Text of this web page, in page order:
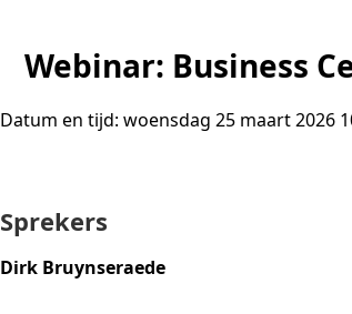
Webinar: Business
Datum en tijd: woensdag 25 maart 2026
Sprekers
Dirk Bruynseraede